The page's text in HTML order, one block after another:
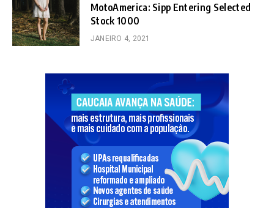
MotoAmerica: Sipp Entering Selected
Stock 1000
JANEIRO 4, 2021